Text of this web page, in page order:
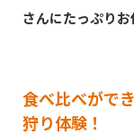
さんにたっぷりお
食べ比べがで
狩り体験！